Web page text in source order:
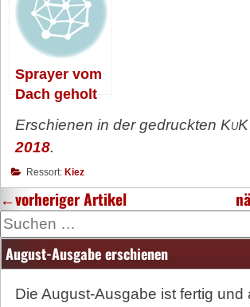
Sprayer vom
Dach geholt
Erschienen in der gedruckten KuK
2018.
Ressort: Kiez
←vorheriger Artikel
Suche
August-Ausgabe erschienen
Die August-Ausgabe ist fertig und